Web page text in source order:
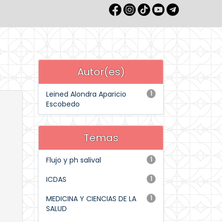
Autor(es)
1
Leined Alondra Aparicio
Escobedo
Temas
1
Flujo y ph salival
1
ICDAS
1
MEDICINA Y CIENCIAS DE LA
SALUD